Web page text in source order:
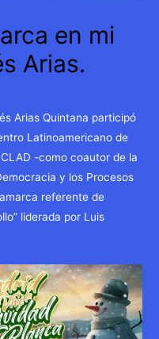
en mi
Arias.
Arias Quintana participó
Latinoamericano de
-como coautor de la
y los Procesos
referente de
liderada por Luis